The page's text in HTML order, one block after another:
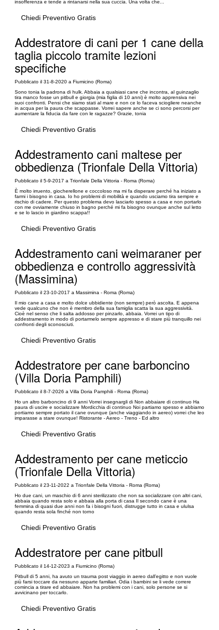
insofferenza e tende a rintanarsi nella sua cuccia. Una volta che...
Chiedi Preventivo Gratis
Addestratore di cani per 1 cane della
taglia piccolo tramite lezioni
specifiche
Pubblicato il 31-8-2020 a Fiumicino (Roma)
Sono tonia la padrona di hulk. Abbaia a qualsiasi cane che incontra, al guinzaglio
tira manco fosse un pitbull e giorgia (mia figlia di 10 anni) è molto apprensiva nei
suoi confronti. Pensi che siamo stati al mare e non ce lo faceva sciogliere neanche
in acqua per la paura che scappasse. Vorrei sapere anche se ci sono percorsi per
aumentare la fiducia da fare con le ragazze? Grazie, tonia
Chiedi Preventivo Gratis
Addestramento cani maltese per
obbedienza (Trionfale Della Vittoria)
Pubblicato il 5-9-2017 a Trionfale Della Vittoria - Roma (Roma)
È molto irruento, giocherellone e coccoloso ma mi fa disperare perché ha iniziato a
farmi i bisogno in casa. Io ho problemi di mobilità e quando usciamo tira sempre e
rischio di cadere. Per questo problema devo lasciarlo spesso a casa e non portarlo
con me ovviamente chiuso in bagno perché mi fa bisogno ovunque anche sul letto
e se lo lascio in giardino scappa!!
Chiedi Preventivo Gratis
Addestramento cani weimaraner per
obbedienza e controllo aggressività
(Massimina)
Pubblicato il 23-10-2017 a Massimina - Roma (Roma)
Il mio cane a casa e molto dolce ubbidiente (non sempre) però ascolta. E appena
vede qualcuno che non è membro della sua famiglia scatta la sua aggressività.
Cioè nel senso che li salta addosso per pinzarlo, abbaia. Vorrei un tipo di
addestramento in modo di portarmelo sempre appresso e di stare più tranquillo nei
confronti degli sconosciuti.
Chiedi Preventivo Gratis
Addestratore per cane barboncino
(Villa Doria Pamphili)
Pubblicato il 8-7-2026 a Villa Doria Pamphili - Roma (Roma)
Ho un altro barboncino di 9 anni Vorrei insegnargli di Non abbaiare di continuo Ha
paura di uscire e socializzare Mordicchia di continuo Noi partiamo spesso e abbiamo
portiamo sempre portato il cane ovunque (anche viaggiando in aereo) vorrei che leo
imparasse a stare ovunque! Ristorante - Aereo - Treno - Ed altro
Chiedi Preventivo Gratis
Addestramento per cane meticcio
(Trionfale Della Vittoria)
Pubblicato il 23-11-2022 a Trionfale Della Vittoria - Roma (Roma)
Ho due cani, un maschio di 6 anni sterilizzato che non sa socializzare con altri cani,
abbaia quando resta solo e abbaia alla porta di casa Il secondo cane è una
femmina di quasi due anni non fa i bisogni fuori, distrugge tutto in casa e ululsa
quando resta sola finché non torno
Chiedi Preventivo Gratis
Addestratore per cane pitbull
Pubblicato il 14-12-2023 a Fiumicino (Roma)
Pitbull di 5 anni, ha avuto un trauma post viaggio in aereo dall’egitto e non vuole
più farsi toccare da nessuno apparte familiari. Odia i bambini se li vede correre
comincia a tirare ed abbaiare. Non ha problemi con i cani, solo persone se si
avvicinano per toccarlo.
Chiedi Preventivo Gratis